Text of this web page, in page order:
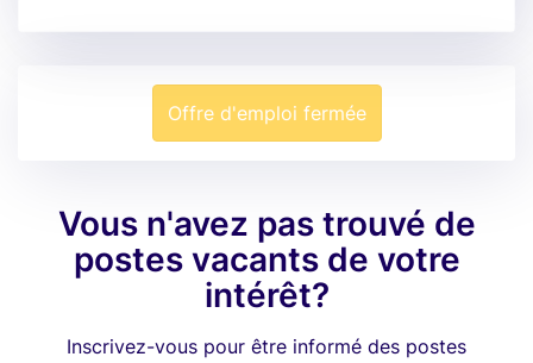
Offre d'emploi fermée
Vous n'avez pas trouvé de
postes vacants de votre
intérêt?
Inscrivez-vous pour être informé des postes